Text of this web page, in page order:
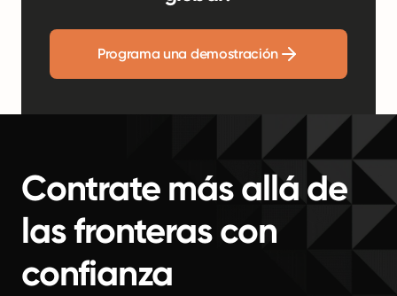
Programa una demostración
Contrate más allá de
las fronteras con
confianza